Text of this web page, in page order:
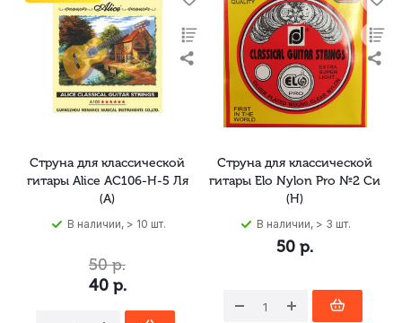
Струна для классической
гитары Alice AC106-H-5 Ля
(A)
В наличии, > 10 шт.
40р.
50р.
Струна для классической
гитары Elo Nylon Pro №2 Си
(H)
В наличии, > 3 шт.
50 р.